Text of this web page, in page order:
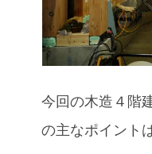
今回の木造４階
の主なポイント